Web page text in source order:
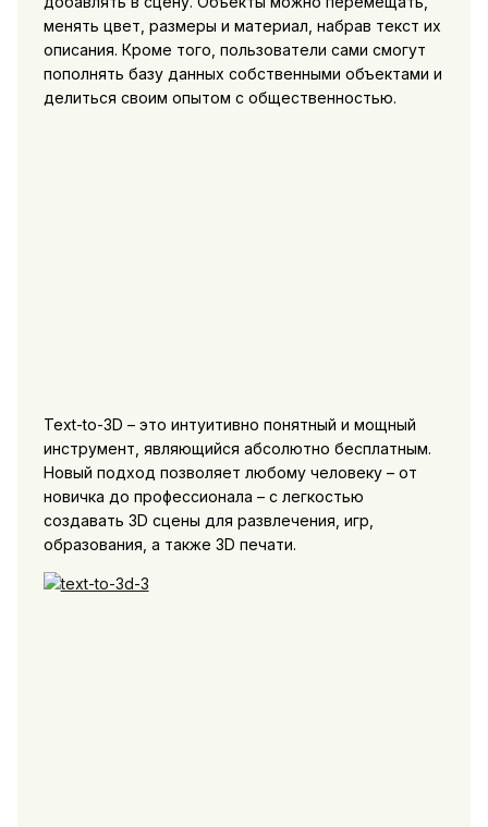
менять цвет, размеры и материал, набрав текст их
описания. Кроме того, пользователи сами смогут
пополнять базу данных собственными объектами и
делиться своим опытом с общественностью.
Text-to-3D – это интуитивно понятный и мощный
инструмент, являющийся абсолютно бесплатным.
Новый подход позволяет любому человеку – от
новичка до профессионала – с легкостью
создавать 3D сцены для развлечения, игр,
образования, а также 3D печати.